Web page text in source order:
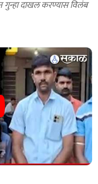
गुन्हा दाखल करण्यास विलंब